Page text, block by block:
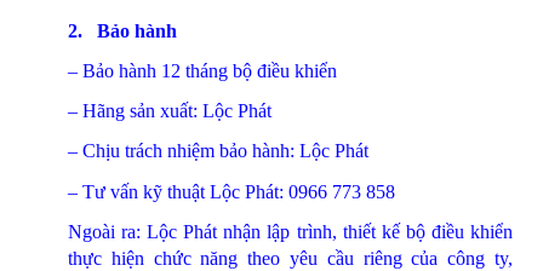
2.
Bảo hành
– Bảo hành 12 tháng bộ điều khiển
– Hãng sản xuất: Lộc Phát
– Chịu trách nhiệm bảo hành: Lộc Phát
– Tư vấn kỹ thuật Lộc Phát: 0966 773 858
Ngoài ra: Lộc Phát nhận lập trình, thiết kế bộ điều khiển
thực hiện chức năng theo yêu cầu riêng của công ty,